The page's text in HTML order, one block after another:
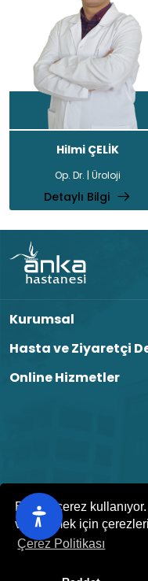
Bu site çerez
verebilmek için
Çerez Politikası
Hilmi ÇELİK
Op. Dr. | Üroloji
Detaylı Bilgi
Kurumsal
Hasta ve Ziyaretçi
Online Hizmetler
Eyüp Sultan